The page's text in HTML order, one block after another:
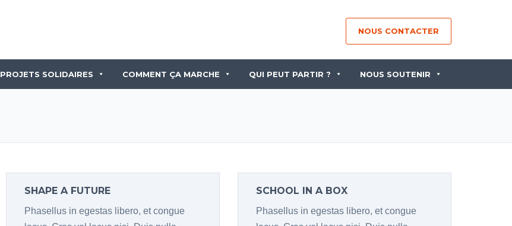
NOUS CONTACTER
PROJETS SOLIDAIRES COMMENT ÇA MARCHE QUI PEUT PARTIR ? NOUS SOUTENIR
SHAPE A FUTURE
Phasellus in egestas libero, et congue
SCHOOL IN A BOX
Phasellus in egestas libero, et congue